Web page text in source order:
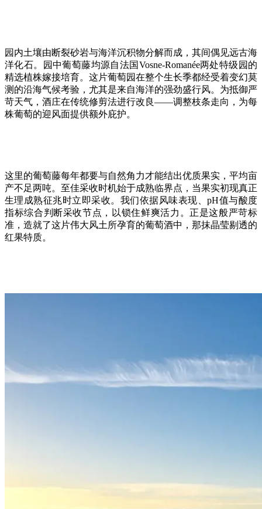
园内土壤由断裂砂岩与海洋沉积物分解而成，其间偶见远古海
洋化石。园中葡萄藤均源自法国Vosne-Romanée两处特级园的
精选植株嫁接培育。这片葡萄园在整个生长季都经受着变幻莫
测的沿海气候考验，尤其是来自海洋的强劲盛行风。为抵御严
苛天气，酒庄在传统修剪法进行改良——调整枝条走向，为每
株葡萄的迎风面提供额外庇护。
这里的葡萄藤每年都要与自然角力才能结出优质果实，平均亩
产不足两吨。至佳采收时机始于成熟临界点，当果实初现真正
生理成熟征兆时立即采收。我们依据风味表现、pH值与酸度
指标综合判断采收节点，以锁住鲜爽活力。正是这般严苛标
准，造就了这片伟大风土所孕育的葡萄酒中，那抹晶莹剔透的
红果特质。